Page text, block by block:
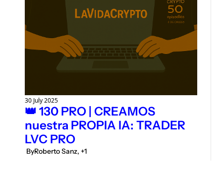
30 July 2025
👑 130 PRO | CREAMOS
nuestra PROPIA IA: TRADER
LVC PRO
ByRoberto Sanz, +1